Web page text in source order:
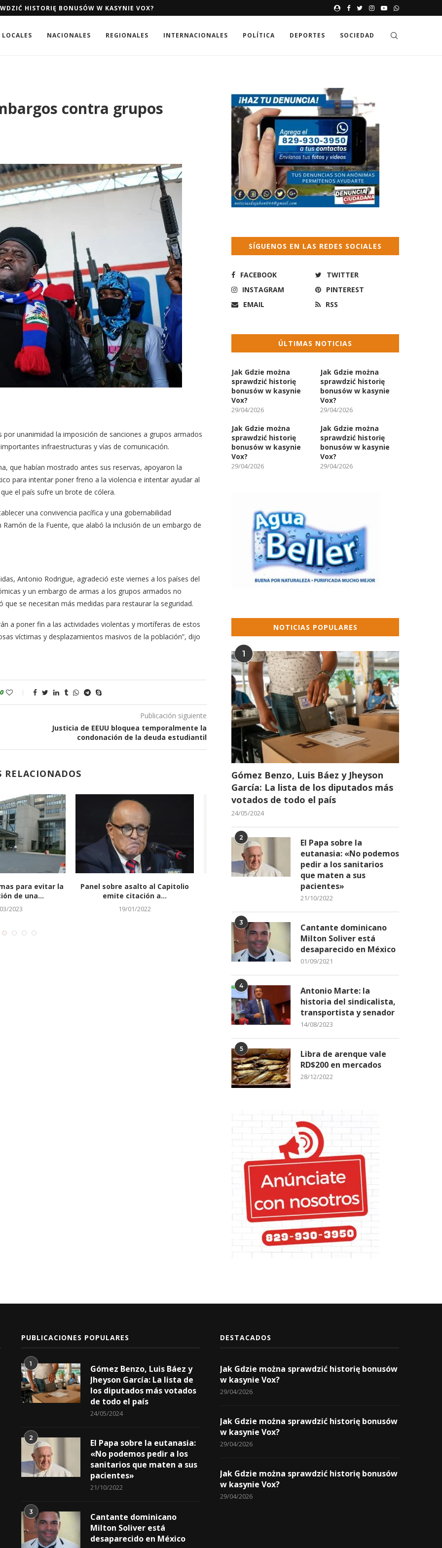
HISTORIĘ BONUSÓW W KASYNIE VOX?
JAK GDZIE MOŻNA
LOCALES NACIONALES REGIONALES INTERNACIONALES POLÍTICA DEPORTES SOCIEDAD
contra grupos
unanimidad la imposición de sanciones a grupos armados
infraestructuras y vías de comunicación.
que habían mostrado antes sus reservas, apoyaron la
para intentar poner freno a la violencia e intentar ayudar al
el país sufre un brote de cólera.
una convivencia pacífica y una gobernabilidad
de la Fuente, que alabó la inclusión de un embargo de
Antonio Rodrigue, agradeció este viernes a los países del
y un embargo de armas a los grupos armados no
se necesitan más medidas para restaurar la seguridad.
a poner fin a las actividades violentas y mortíferas de estos
víctimas y desplazamientos masivos de la población”, dijo
0
Publicación siguiente
Justicia de EEUU bloquea temporalmente la
condonación de la deuda estudiantil
RELACIONADOS
ayuda a Israel e
el...
03/2022
Por prueba de ADN, justicia de
EE.UU. exonera...
06/09/2023
Embajada de EEUU en Haití emite
Viuda de Jovenel Moïse
SÍGUENOS EN LAS REDES SOCIALES
FACEBOOK
TWITTER
INSTAGRAM
PINTEREST
EMAIL
RSS
ÚLTIMAS NOTICIAS
Jak Gdzie można
sprawdzić historię
bonusów w kasynie
Vox?
29/04/2026
Jak Gdzie można
sprawdzić historię
bonusów w kasynie
Vox?
29/04/2026
Jak Gdzie można
sprawdzić historię
bonusów w kasynie
Vox?
29/04/2026
Jak Gdzie można
sprawdzić historię
bonusów w kasynie
Vox?
29/04/2026
NOTICIAS POPULARES
1
Gómez Benzo, Luis Báez y Jheyson
García: La lista de los diputados más
votados de todo el país
24/05/2024
2
El Papa sobre la
eutanasia: «No podemos
pedir a los sanitarios
que maten a sus
pacientes»
21/10/2022
3
Cantante dominicano
Milton Soliver está
desaparecido en México
01/09/2021
4
Antonio Marte: la
historia del sindicalista,
transportista y senador
14/08/2023
5
Libra de arenque vale
RD$200 en mercados
28/12/2022
PUBLICACIONES POPULARES
1
Gómez Benzo, Luis Báez y
Jheyson García: La lista de
los diputados más votados
de todo el país
24/05/2024
2
El Papa sobre la eutanasia:
«No podemos pedir a los
sanitarios que maten a sus
pacientes»
21/10/2022
3
Cantante dominicano
Milton Soliver está
desaparecido en México
DESTACADOS
Jak Gdzie można sprawdzić historię bonusów
w kasynie Vox?
29/04/2026
Jak Gdzie można sprawdzić historię bonusów
w kasynie Vox?
29/04/2026
Jak Gdzie można sprawdzić historię bonusów
w kasynie Vox?
29/04/2026